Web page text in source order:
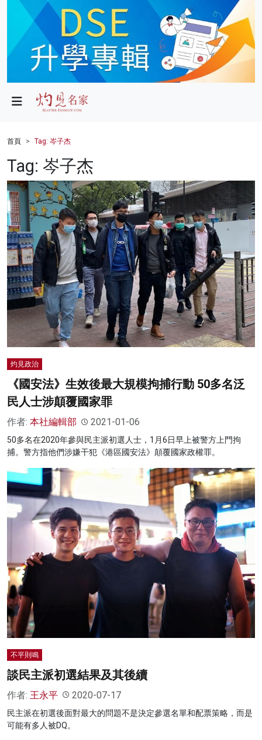
政局
財經
健康
商業
科技
影片
名家榜
灼見活動
關於我們
首頁 Tag: 岑子杰
Tag: 岑子杰
灼見政治
《國安法》生效後最大規模拘捕行動 50多名泛
民人士涉顛覆國家罪
作者: 本社編輯部 2021-01-06
50多名在2020年參與民主派初選人士，1月6日早上被警方上門拘
捕。警方指他們涉嫌干犯《港區國安法》顛覆國家政權罪。
不平則鳴
談民主派初選結果及其後續
作者: 王永平 2020-07-17
民主派在初選後面對最大的問題不是決定參選名單和配票策略，而是
可能有多人被DQ。